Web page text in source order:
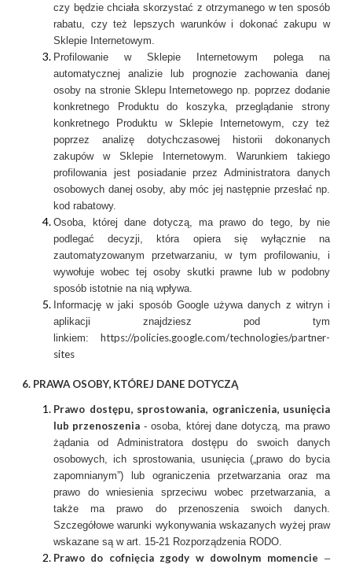
czy będzie chciała skorzystać z otrzymanego w ten sposób
rabatu, czy też lepszych warunków i dokonać zakupu w
Sklepie Internetowym.
Profilowanie w Sklepie Internetowym polega na
automatycznej analizie lub prognozie zachowania danej
osoby na stronie Sklepu Internetowego np. poprzez dodanie
konkretnego Produktu do koszyka, przeglądanie strony
konkretnego Produktu w Sklepie Internetowym, czy też
poprzez analizę dotychczasowej historii dokonanych
zakupów w Sklepie Internetowym. Warunkiem takiego
profilowania jest posiadanie przez Administratora danych
osobowych danej osoby, aby móc jej następnie przesłać np.
kod rabatowy.
Osoba, której dane dotyczą, ma prawo do tego, by nie
podlegać decyzji, która opiera się wyłącznie na
zautomatyzowanym przetwarzaniu, w tym profilowaniu, i
wywołuje wobec tej osoby skutki prawne lub w podobny
sposób istotnie na nią wpływa.
Informację w jaki sposób Google używa danych z witryn i
aplikacji znajdziesz pod tym
linkiem: https://policies.google.com/technologies/partner-
sites
6. PRAWA OSOBY, KTÓREJ DANE DOTYCZĄ
Prawo dostępu, sprostowania, ograniczenia, usunięcia
lub przenoszenia - osoba, której dane dotyczą, ma prawo
żądania od Administratora dostępu do swoich danych
osobowych, ich sprostowania, usunięcia („prawo do bycia
zapomnianym”) lub ograniczenia przetwarzania oraz ma
prawo do wniesienia sprzeciwu wobec przetwarzania, a
także ma prawo do przenoszenia swoich danych.
Szczegółowe warunki wykonywania wskazanych wyżej praw
wskazane są w art. 15-21 Rozporządzenia RODO.
Prawo do cofnięcia zgody w dowolnym momencie –